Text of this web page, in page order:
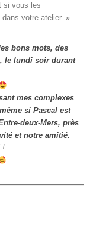
si vous les
votre atelier. »
bons mots, des
le lundi soir durant
mes complexes
si Pascal est
deux-Mers, près
et notre amitié.
!